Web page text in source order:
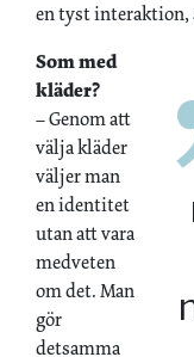
en tyst interaktion,
Som med
kläder?
– Genom att
välja kläder
väljer man
en identitet
utan att vara
medveten
om det. Man
gör
detsamma